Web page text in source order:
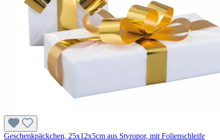
Geschenkpäckchen, 25x12x5cm aus Styropor, mit Folienschleife